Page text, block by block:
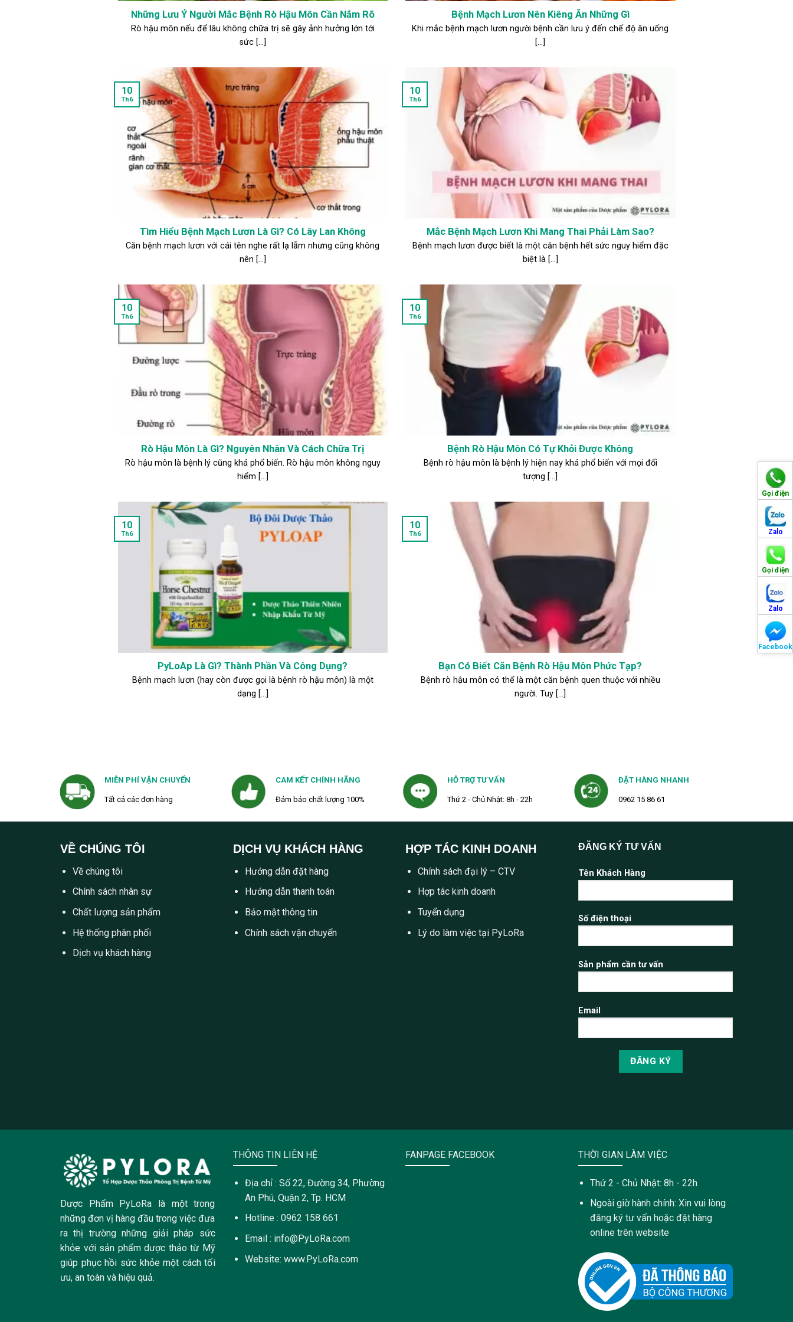
Gọi điện
Zalo
Gọi điện
Zalo
Facebook
Những Lưu Ý Người Mắc Bệnh Rò Hậu Môn Cần Nắm Rõ
Rò hậu môn nếu để lâu không chữa trị sẽ gây ảnh hưởng lớn tới
sức [...]
Bệnh Mạch Lươn Nên Kiêng Ăn Những Gì
Khi mắc bệnh mạch lươn người bệnh cần lưu ý đến chế độ ăn uống
[...]
Tìm Hiểu Bệnh Mạch Lươn Là Gì? Có Lây Lan Không
Căn bệnh mạch lươn với cái tên nghe rất lạ lẫm nhưng cũng không
nên [...]
10
Th6
Mắc Bệnh Mạch Lươn Khi Mang Thai Phải Làm Sao?
Bệnh mạch lươn được biết là một căn bệnh hết sức nguy hiểm đặc
biệt là [...]
10
Th6
Rò Hậu Môn Là Gì? Nguyên Nhân Và Cách Chữa Trị
Rò hậu môn là bệnh lý cũng khá phổ biến. Rò hậu môn không nguy
hiểm [...]
10
Th6
Bệnh Rò Hậu Môn Có Tự Khỏi Được Không
Bệnh rò hậu môn là bệnh lý hiện nay khá phổ biến với mọi đối
tượng [...]
10
Th6
PyLoAp Là Gì? Thành Phần Và Công Dụng?
Bệnh mạch lươn (hay còn được gọi là bệnh rò hậu môn) là một
dạng [...]
10
Th6
Bạn Có Biết Căn Bệnh Rò Hậu Môn Phức Tạp?
Bệnh rò hậu môn có thể là một căn bệnh quen thuộc với nhiều
người. Tuy [...]
10
Th6
MIỄN PHÍ VẬN CHUYỂN
Tất cả các đơn hàng
CAM KẾT CHÍNH HÃNG
Đảm bảo chất lượng 100%
HỖ TRỢ TƯ VẤN
Thứ 2 - Chủ Nhật: 8h - 22h
ĐẶT HÀNG NHANH
0962 15 86 61
VỀ CHÚNG TÔI
Về chúng tôi
Chính sách nhân sự
Chất lượng sản phẩm
Hệ thống phân phối
Dịch vụ khách hàng
DỊCH VỤ KHÁCH HÀNG
Hướng dẫn đặt hàng
Hướng dẫn thanh toán
Bảo mật thông tin
Chính sách vận chuyển
HỢP TÁC KINH DOANH
Chính sách đại lý – CTV
Hợp tác kinh doanh
Tuyển dụng
Lý do làm việc tại PyLoRa
ĐĂNG KÝ TƯ VẤN
Tên Khách Hàng
Số điện thoại
Sản phẩm cần tư vấn
Email
Dược Phẩm PyLoRa là một trong
những đơn vị hàng đầu trong việc đưa
ra thị trường những giải pháp sức
khỏe với sản phẩm dược thảo từ Mỹ
giúp phục hồi sức khỏe một cách tối
ưu, an toàn và hiệu quả.
THÔNG TIN LIÊN HỆ
Địa chỉ : Số 22, Đường 34, Phường
An Phú, Quận 2, Tp. HCM
Hotline : 0962 158 661
Email : info@PyLoRa.com
Website: www.PyLoRa.com
FANPAGE FACEBOOK THỜI GIAN LÀM VIỆC
Thứ 2 - Chủ Nhật: 8h - 22h
Ngoài giờ hành chính: Xin vui lòng
đăng ký tư vấn hoặc đặt hàng
online trên website